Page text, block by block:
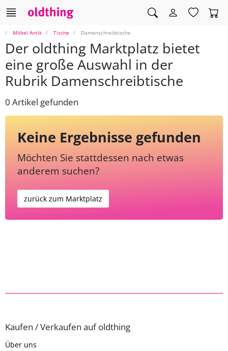
Möbel Antik Tische Damenschreibtische
Der oldthing Marktplatz bietet
eine große Auswahl in der
Rubrik Damenschreibtische
0 Artikel gefunden
Keine Ergebnisse gefunden
Möchten Sie stattdessen nach etwas
anderem suchen?
zurück zum Marktplatz
Kaufen / Verkaufen auf oldthing
Über uns